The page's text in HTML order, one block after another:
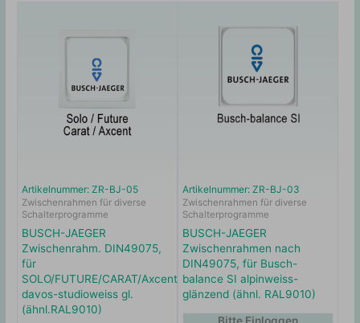
Artikelnummer: ZR-BJ-05
Zwischenrahmen für diverse
Schalterprogramme
BUSCH-JAEGER
Zwischenrahm. DIN49075,
für
SOLO/FUTURE/CARAT/Axcent,
davos-studioweiss gl.
(ähnl.RAL9010)
Artikelnummer: ZR-BJ-03
Zwischenrahmen für diverse
Schalterprogramme
BUSCH-JAEGER
Zwischenrahmen nach
DIN49075, für Busch-
balance SI alpinweiss-
glänzend (ähnl. RAL9010)
Bitte Einloggen